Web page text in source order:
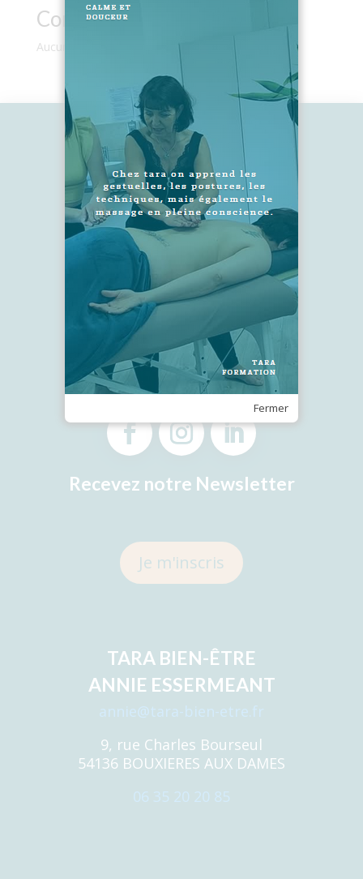
Commentaires récents
Aucun commentaire à afficher.
2
SUIVEZ-NOUS !
Recevez notre Newsletter
Je m'inscris
TARA BIEN-ÊTRE
ANNIE ESSERMEANT
annie@tara-bien-etre.fr
9, rue Charles Bourseul
54136 BOUXIERES AUX DAMES
06 35 20 20 85
Fermer